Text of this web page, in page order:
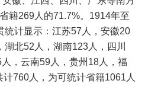
籍269人的71.7%。1914年至
统计显示：江苏57人，安徽20
北52人，湖南123人，四川
，云南59人，贵州18人，福
760人，为可统计省籍1061人